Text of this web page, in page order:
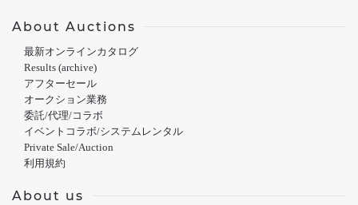
About Auctions
最新オンラインカタログ
Results (archive)
アフターセール
オークション業務
委託/代理/コラボ
イベントコラボ/システムレンタル
Private Sale/Auction
利用規約
About us